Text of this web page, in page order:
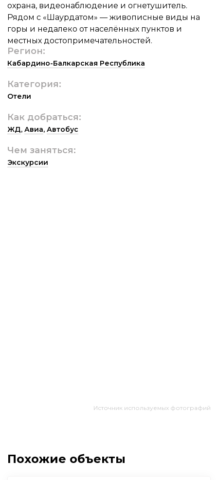
охрана, видеонаблюдение и огнетушитель.
Рядом с «Шаурдатом» — живописные виды на
горы и недалеко от населённых пунктов и
местных достопримечательностей.
Регион:
Кабардино-Балкарская Республика
Категория:
Отели
Как добраться:
ЖД, Авиа, Автобус
Чем заняться:
Экскурсии
Источник используемых фотографий
Похожие объекты